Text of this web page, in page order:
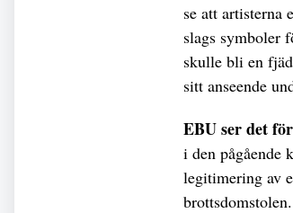
se att artisterna
slags symboler
skulle bli en
sitt anseende
EBU ser det
i den pågående
legitimering av